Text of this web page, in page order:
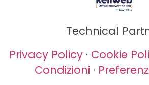
Technical
Privacy Policy · Cookie
Condizioni ·